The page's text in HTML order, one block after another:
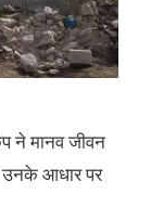
ने मानव जीवन
उनके आधार पर